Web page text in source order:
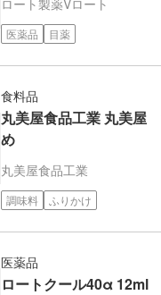
医薬品 目薬
食料品
丸美屋食品工業 丸美屋
め
丸美屋食品工業
調味料 ふりかけ
医薬品
ロートクール40α 12ml